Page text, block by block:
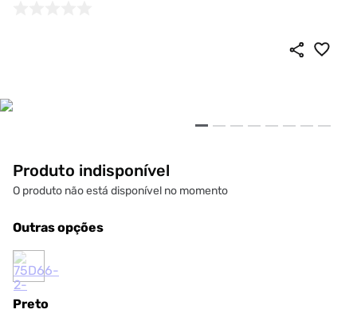
Produto indisponível
O produto não está disponível no momento
Outras opções
Preto